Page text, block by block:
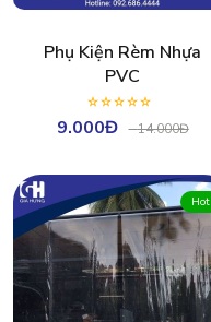
Phụ Kiện Rèm Nhựa
PVC
9.000Đ -14.000Đ
Hot